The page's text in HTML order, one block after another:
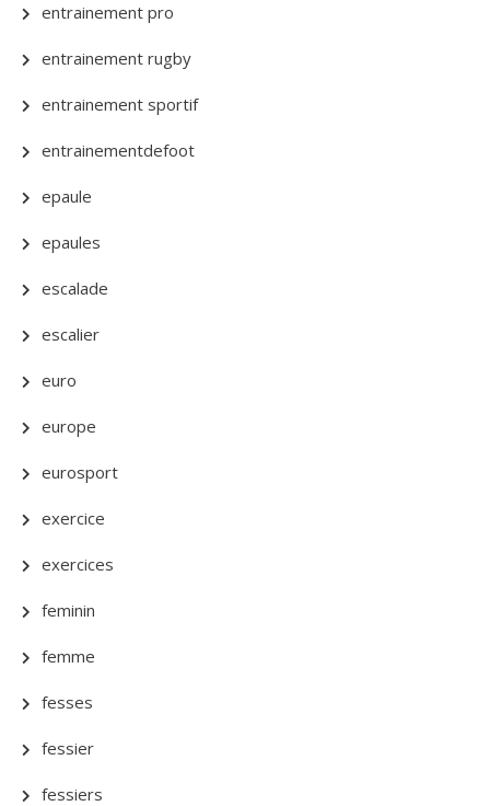
entrainement pro
entrainement rugby
entrainement sportif
entrainementdefoot
epaule
epaules
escalade
escalier
euro
europe
eurosport
exercice
exercices
feminin
femme
fesses
fessier
fessiers